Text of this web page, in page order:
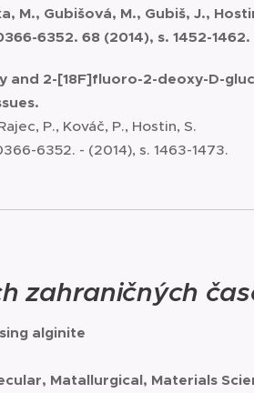
M., Gubišová, M., Gubiš, J.,
6352. 68 (2014), s. 1452-1462.
2-[18F]fluoro-2-deoxy-D-
P., Kováč, P., Hostin, S.
6352. - (2014), s. 1463-1473.
zahraničných
alginite
Matallurgical, Materials